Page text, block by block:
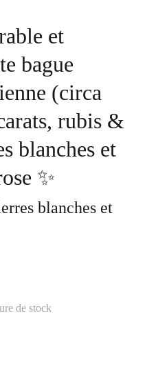
et
bague
(circa
rubis &
blanches et
✨
blanches et
de stock